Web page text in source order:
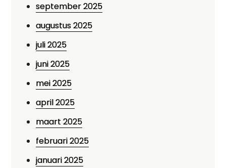
september 2025
augustus 2025
juli 2025
juni 2025
mei 2025
april 2025
maart 2025
februari 2025
januari 2025